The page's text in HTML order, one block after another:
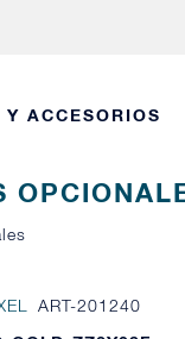
ACCESORIOS
ART-201240